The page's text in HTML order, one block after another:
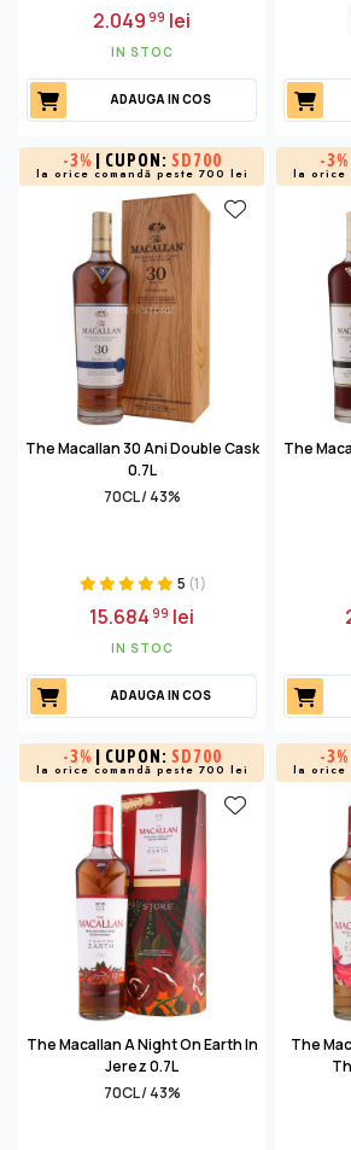
2.04999 lei
IN STOC
ADAUGA IN COS
-3% | CUPON: SD700
la orice comandă peste 700 lei
The Macallan 30 Ani Double Cask
0.7L
70CL / 43%
5 (1)
15.68499 lei
IN STOC
ADAUGA IN COS
-3%
la orice
The
-3% | CUPON: SD700
la orice comandă peste 700 lei
The Macallan A Night On Earth In
Jerez 0.7L
70CL / 43%
-3%
la orice
The